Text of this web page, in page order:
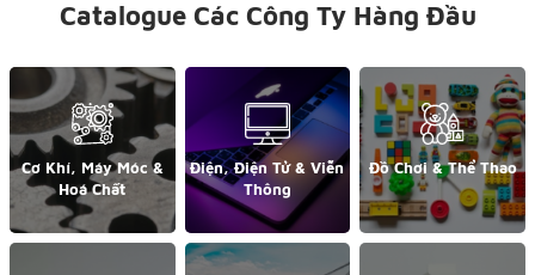
Catalogue Các Công Ty Hàng Đầu
Cơ Khí, Máy Móc &
Hoá Chất
Điện, Điện Tử & Viễn
Thông
Đồ Chơi & Thể Thao